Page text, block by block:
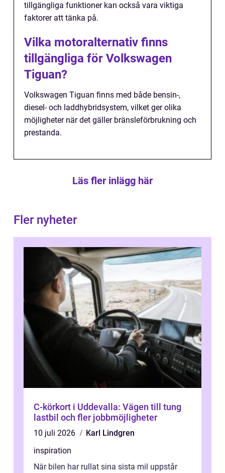
tillgängliga funktioner kan också vara viktiga
faktorer att tänka på.
Vilka motoralternativ finns
tillgängliga för Volkswagen
Tiguan?
Volkswagen Tiguan finns med både bensin-,
diesel- och laddhybridsystem, vilket ger olika
möjligheter när det gäller bränsleförbrukning och
prestanda.
Läs fler inlägg här
Fler nyheter
C-körkort i Uddevalla: Vägen till tung
lastbil och fler jobbmöjligheter
10 juli 2026
Karl Lindgren
inspiration
När bilen har rullat sina sista mil uppstår